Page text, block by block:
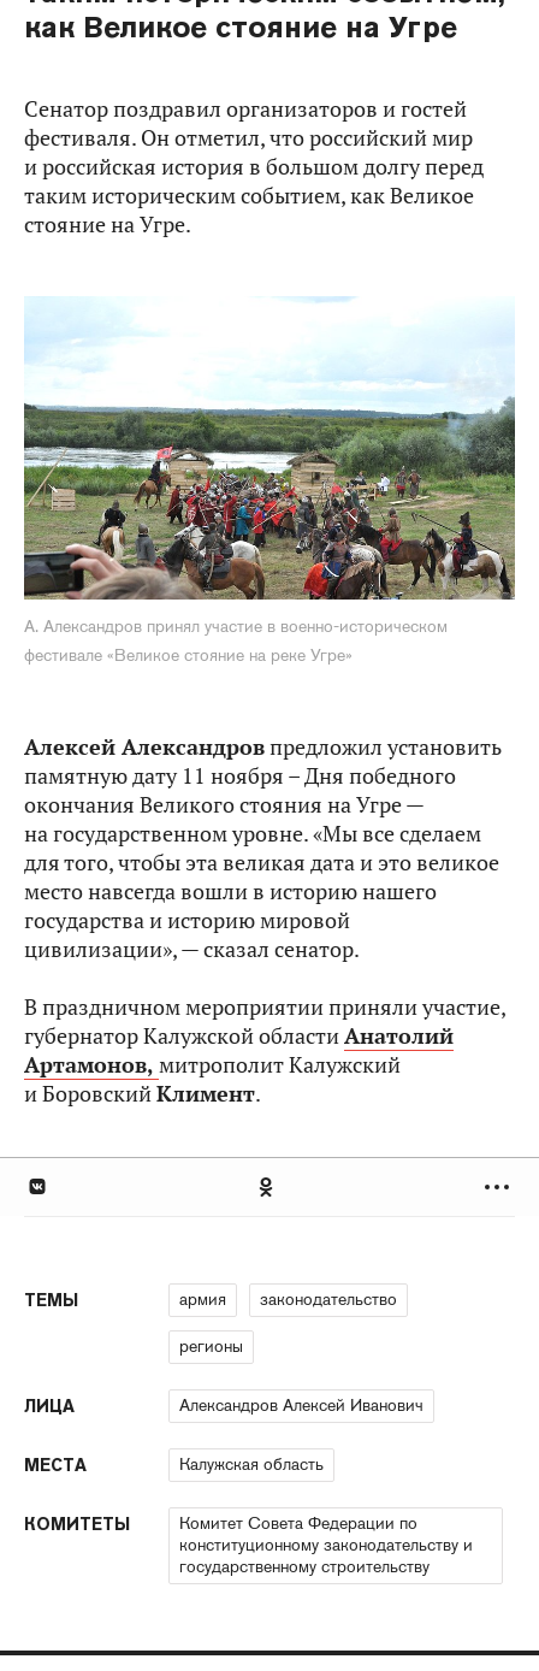
как Великое стояние на Угре
Сенатор поздравил организаторов и гостей
фестиваля. Он отметил, что российский мир
и российская история в большом долгу перед
таким историческим событием, как Великое
стояние на Угре.
А. Александров принял участие в военно-историческом
фестивале «Великое стояние на реке Угре»
Алексей Александровпредложил установить
памятную дату 11 ноября – Дня победного
окончания Великого стояния на Угре —
на государственном уровне. «Мы все сделаем
для того, чтобы эта великая дата и это великое
место навсегда вошли в историю нашего
государства и историю мировой
цивилизации», — сказал сенатор.
В праздничном мероприятии приняли участие,
губернатор Калужской областиАнатолий
Артамонов, митрополит Калужский
и БоровскийКлимент.
ТЕМЫ армия законодательство
регионы
ЛИЦА Александров Алексей Иванович
МЕСТА Калужская область
КОМИТЕТЫ
Комитет Совета Федерации по
конституционному законодательству и
государственному строительству